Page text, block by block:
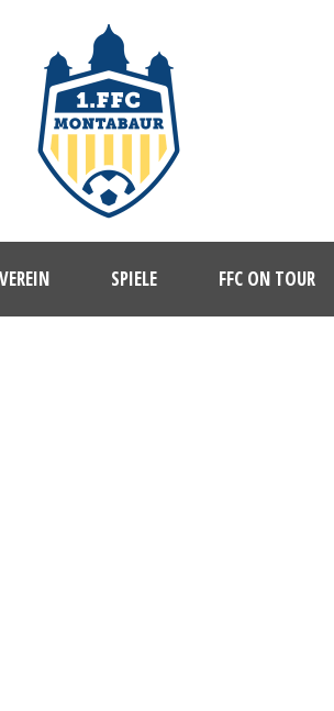
VEREIN SPIELE FFC ON TOUR